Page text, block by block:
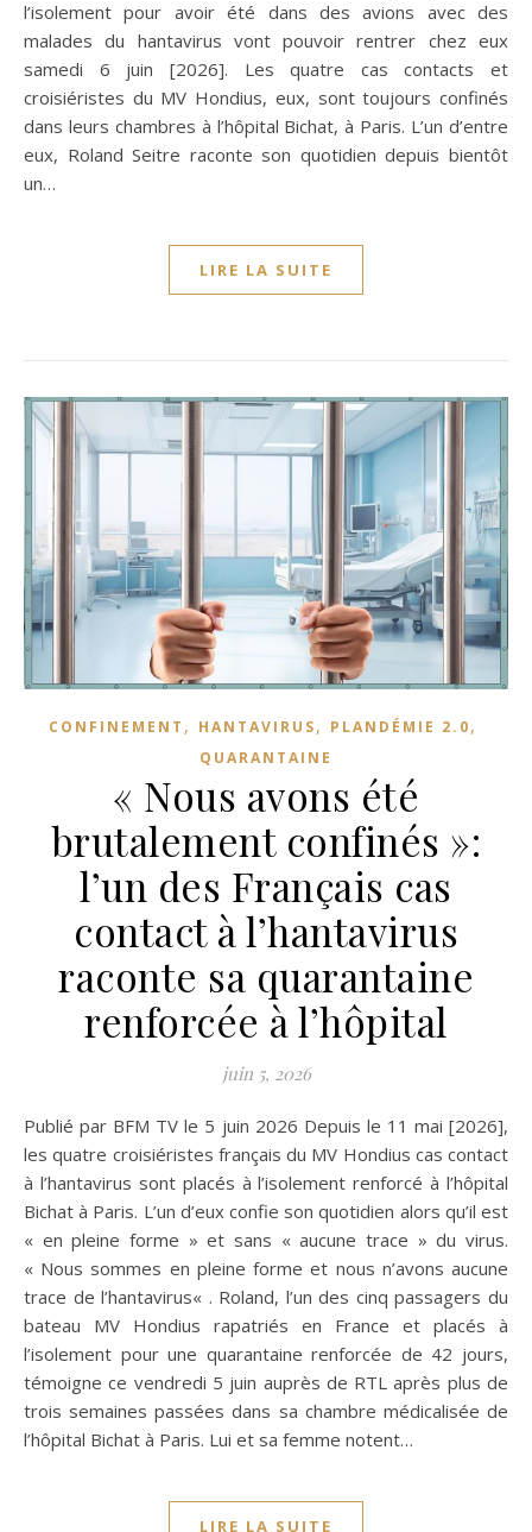
l’isolement pour avoir été dans des avions avec des
malades du hantavirus vont pouvoir rentrer chez eux
samedi 6 juin [2026]. Les quatre cas contacts et
croisiéristes du MV Hondius, eux, sont toujours confinés
dans leurs chambres à l’hôpital Bichat, à Paris. L’un d’entre
eux, Roland Seitre raconte son quotidien depuis bientôt
un…
LIRE LA SUITE
CONFINEMENT , HANTAVIRUS, PLANDÉMIE 2.0,
QUARANTAINE
« Nous avons été
brutalement confinés »:
l’un des Français cas
contact à l’hantavirus
raconte sa quarantaine
renforcée à l’hôpital
juin 5, 2026
Publié par BFM TV le 5 juin 2026 Depuis le 11 mai [2026],
les quatre croisiéristes français du MV Hondius cas contact
à l’hantavirus sont placés à l’isolement renforcé à l’hôpital
Bichat à Paris. L’un d’eux confie son quotidien alors qu’il est
« en pleine forme » et sans « aucune trace » du virus.
« Nous sommes en pleine forme et nous n’avons aucune
trace de l’hantavirus« . Roland, l’un des cinq passagers du
bateau MV Hondius rapatriés en France et placés à
l’isolement pour une quarantaine renforcée de 42 jours,
témoigne ce vendredi 5 juin auprès de RTL après plus de
trois semaines passées dans sa chambre médicalisée de
l’hôpital Bichat à Paris. Lui et sa femme notent…
LIRE LA SUITE